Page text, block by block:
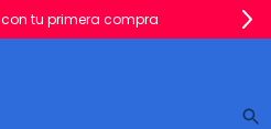
con tu primera compra